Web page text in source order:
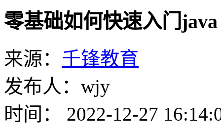
零基础如何快速入门java
来源： 千锋教育
发布人：wjy
时间： 2022-12-27